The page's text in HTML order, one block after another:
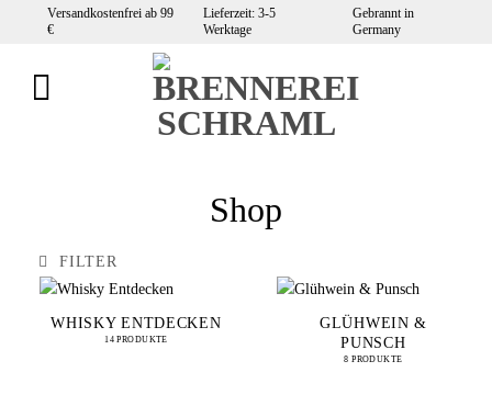
Versandkostenfrei ab 99
€
Lieferzeit: 3-5
Werktage
Gebrannt in
Germany
Shop
FILTER
WHISKY ENTDECKEN
14 PRODUKTE
GLÜHWEIN &
PUNSCH
8 PRODUKTE